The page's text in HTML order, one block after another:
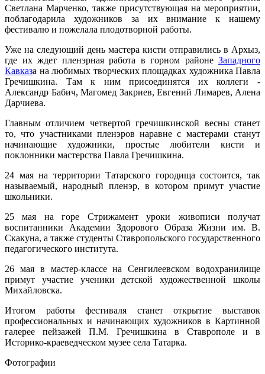
Светлана Марченко, также присутствующая на мероприятии,
поблагодарила художников за их внимание к нашему
фестивалю и пожелала плодотворной работы.
Уже на следующий день мастера кисти отправились в Архыз,
где их ждет пленэрная работа в горном районе Западного
Кавказа на любимых творческих площадках художника Павла
Гречишкина. Там к ним присоединятся их коллеги -
Александр Бабич, Магомед Закриев, Евгений Лимарев, Алена
Дарчиева.
Главным отличием четвертой гречишкинской весны станет
то, что участниками пленэров наравне с мастерами станут
начинающие художники, простые любители кисти и
поклонники мастерства Павла Гречишкина.
24 мая на территории Татарского городища состоится, так
называемый, народный пленэр, в котором примут участие
школьники.
25 мая на горе Стрижамент уроки живописи получат
воспитанники Академии Здорового Образа Жизни им. В.
Скакуна, а также студенты Ставропольского государственного
педагогического института.
26 мая в мастер-классе на Сенгилеевском водохранилище
примут участие ученики детской художественной школы
Михайловска.
Итогом работы фестиваля станет открытие выставок
профессиональных и начинающих художников в Картинной
галерее пейзажей П.М. Гречишкина в Ставрополе и в
Историко-краеведческом музее села Татарка.
Фотографии